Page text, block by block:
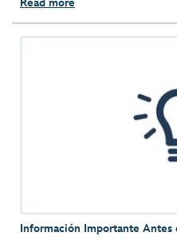
Read more
Información Importante Antes